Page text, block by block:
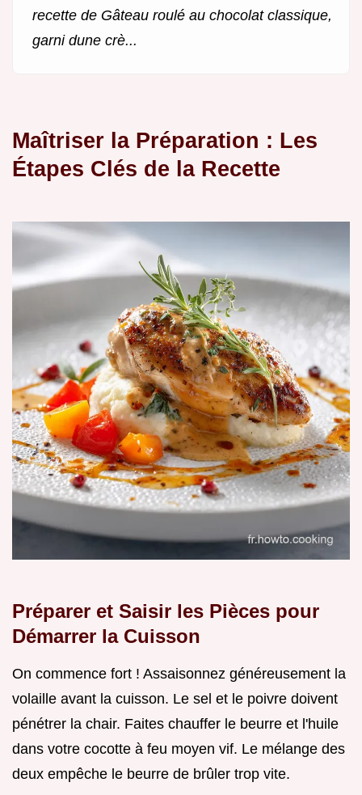
recette de Gâteau roulé au chocolat classique,
garni dune crè...
Maîtriser la Préparation : Les
Étapes Clés de la Recette
Préparer et Saisir les Pièces pour
Démarrer la Cuisson
On commence fort ! Assaisonnez généreusement la
volaille avant la cuisson. Le sel et le poivre doivent
pénétrer la chair. Faites chauffer le beurre et l'huile
dans votre cocotte à feu moyen vif. Le mélange des
deux empêche le beurre de brûler trop vite.